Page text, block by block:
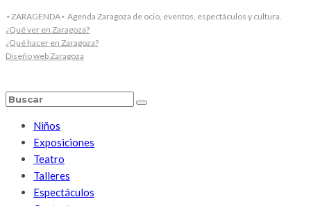
⋆ZARAGENDA⋆ Agenda Zaragoza de ocio, eventos, espectáculos y cultura.
¿Qué ver en Zaragoza?
¿Qué hacer en Zaragoza?
Diseño web Zaragoza
Niños
Exposiciones
Teatro
Talleres
Espectáculos